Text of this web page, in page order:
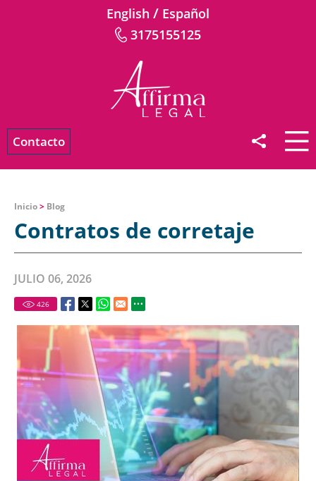
English / Español
3175155125
Contacto
Inicio> Blog
Contratos de corretaje
JULIO 06, 2026
426